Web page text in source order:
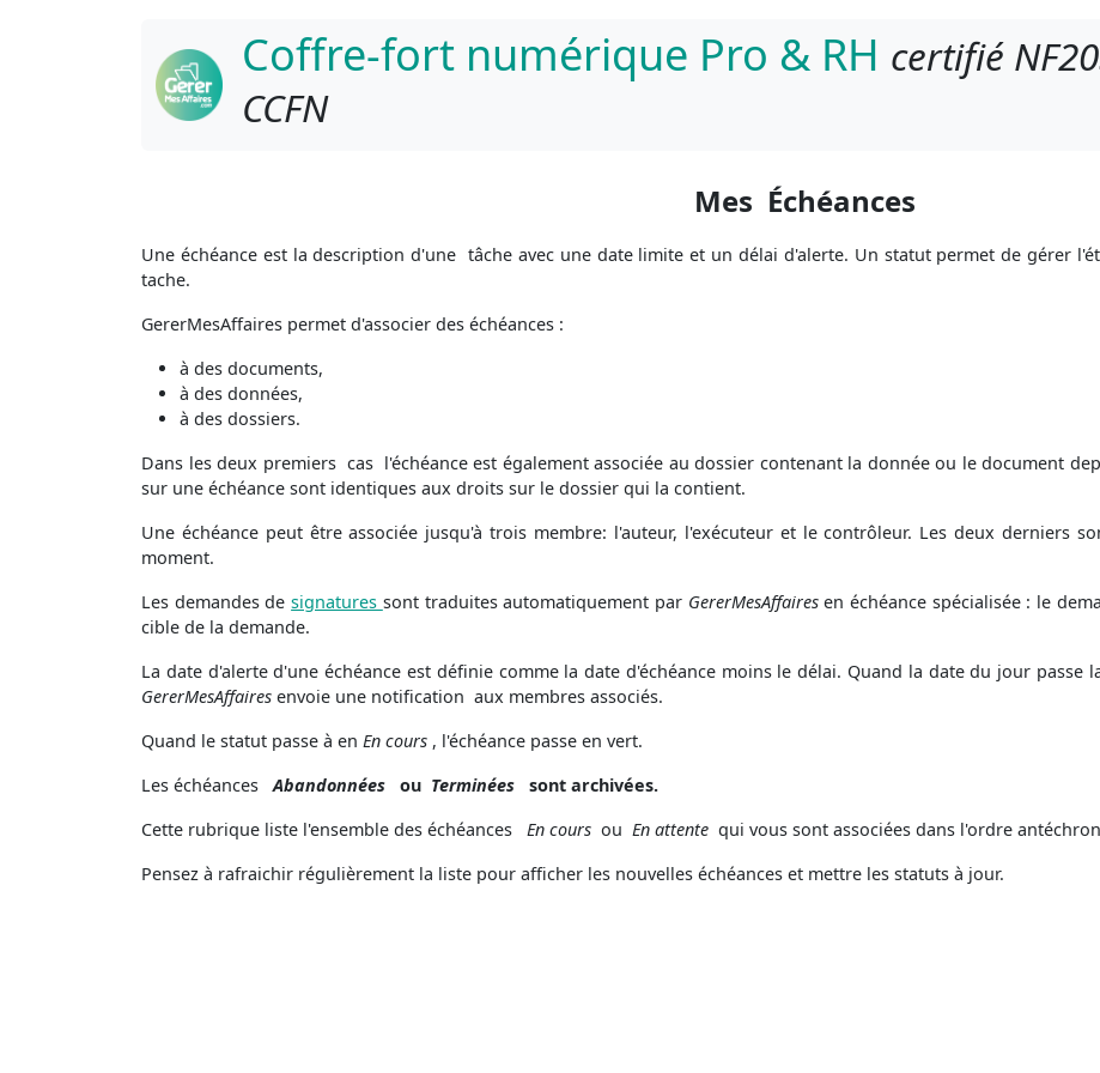
Coffre-fort numérique Pro & RH certifié
CCFN
Mes Échéances
Une échéance est la description d'une tâche avec une date limite et un délai d'alerte. Un statut permet de gérer
tache.
GererMesAffaires permet d'associer des échéances :
à des documents,
à des données,
à des dossiers.
Dans les deux premiers cas l'échéance est également associée au dossier contenant la donnée ou le document
sur une échéance sont identiques aux droits sur le dossier qui la contient.
Une échéance peut être associée jusqu'à trois membre: l'auteur, l'exécuteur et le contrôleur. Les deux derniers
moment.
Les demandes designatures sont traduites automatiquement par GererMesAffairesen échéance spécialisée : le
cible de la demande.
La date d'alerte d'une échéance est définie comme la date d'échéance moins le délai. Quand la date du jour passe
GererMesAffaires envoie une notification aux membres associés.
Quand le statut passe à en En cours , l'échéance passe en vert.
Les échéancesAbandonnées ou Terminées sont archivées.
Cette rubrique liste l'ensemble des échéances En cours ou En attente qui vous sont associées dans l'ordre
Pensez à rafraichir régulièrement la liste pour afficher les nouvelles échéances et mettre les statuts à jour.